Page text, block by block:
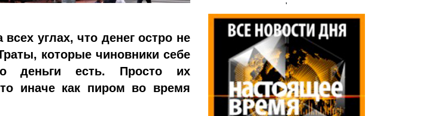
углах, что денег остро не
которые чиновники себе
деньги есть. Просто их
иначе как пиром во время
'